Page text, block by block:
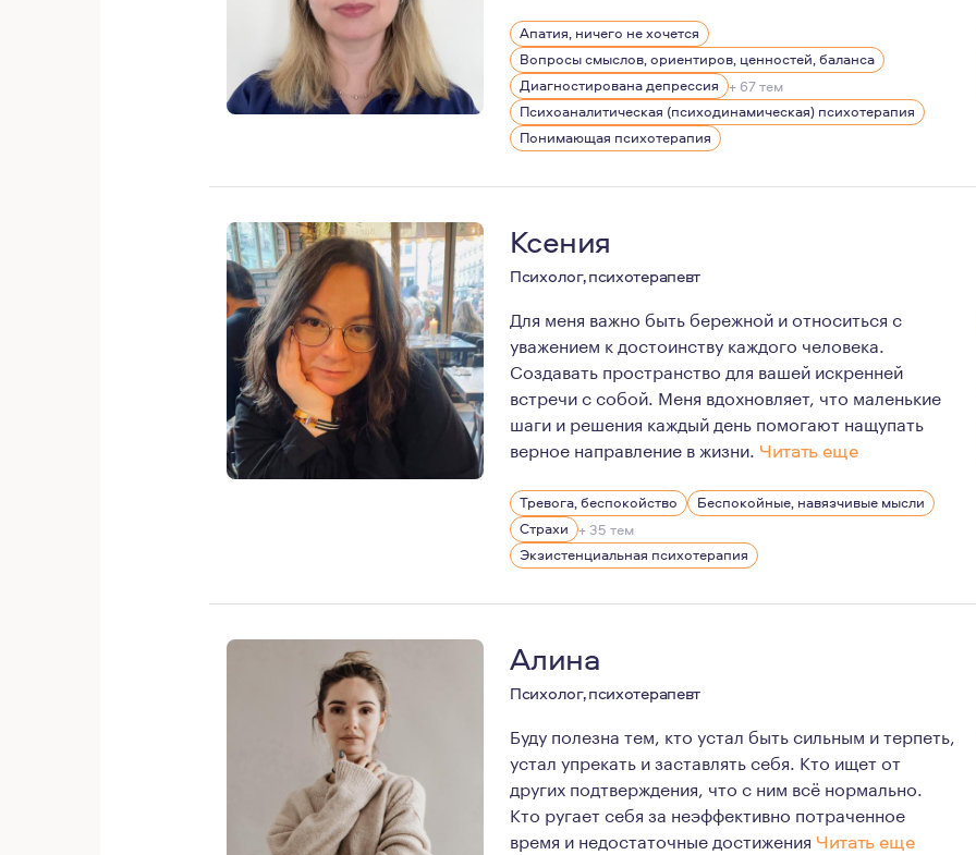
Я начала изучать психотерапию в 2009 году, а мое
Являюсь членом-соучредителем Ассоциации
Апатия, ничего не хочется
Вопросы смыслов, ориентиров, ценностей, баланса
Диагностирована депрессия + 67 тем
Психоаналитическая (психодинамическая) психотерапия
Понимающая психотерапия
Ксения
Психолог, психотерапевт
Для меня важно быть бережной и относиться с
уважением к достоинству каждого человека.
Создавать пространство для вашей искренней
встречи с собой. Меня вдохновляет, что маленькие
шаги и решения каждый день помогают нащупать
верное направление в жизни. Читать еще
Мне кажется значимой при встрече релевантность
Я прошла две эмиграции, мне знакома жизнь в
С тех пор, как стала мамой, я не раздражаюсь при
Тревога, беспокойство
Беспокойные, навязчивые мысли
Страхи + 35 тем
Экзистенциальная психотерапия
Алина
Психолог, психотерапевт
Буду полезна тем, кто устал быть сильным и терпеть,
устал упрекать и заставлять себя. Кто ищет от
других подтверждения, что с ним всё нормально.
Кто ругает себя за неэффективно потраченное
время и недостаточные достижения Читать еще